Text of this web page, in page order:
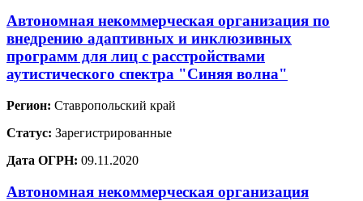
Автономная некоммерческая организация по
внедрению адаптивных и инклюзивных
программ для лиц с расстройствами
аутистического спектра "Синяя волна"
Регион: Ставропольский край
Статус: Зарегистрированные
Дата ОГРН: 09.11.2020
Автономная некоммерческая организация